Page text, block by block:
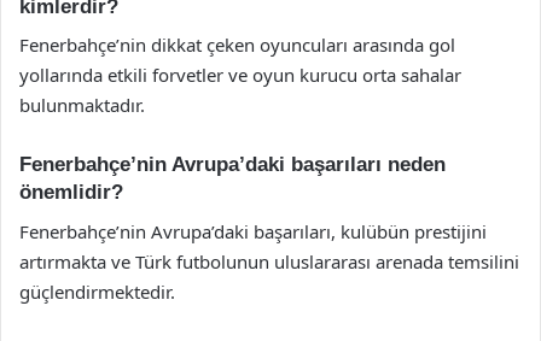
kimlerdir?
Fenerbahçe’nin dikkat çeken oyuncuları arasında gol
yollarında etkili forvetler ve oyun kurucu orta sahalar
bulunmaktadır.
Fenerbahçe’nin Avrupa’daki başarıları neden
önemlidir?
Fenerbahçe’nin Avrupa’daki başarıları, kulübün prestijini
artırmakta ve Türk futbolunun uluslararası arenada temsilini
güçlendirmektedir.